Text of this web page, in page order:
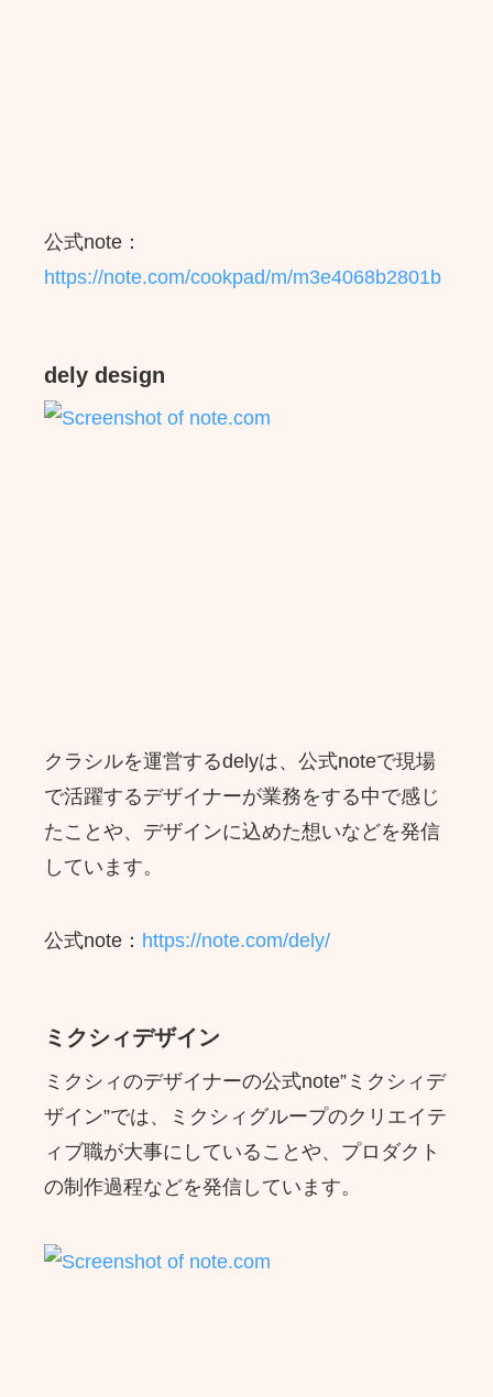
公式note：
https://note.com/cookpad/m/m3e4068b2801b
dely design
クラシルを運営するdelyは、公式noteで現場
で活躍するデザイナーが業務をする中で感じ
たことや、デザインに込めた想いなどを発信
しています。
公式note： https://note.com/dely/
ミクシィデザイン
ミクシィのデザイナーの公式note”ミクシィデ
ザイン”では、ミクシィグループのクリエイテ
ィブ職が大事にしていることや、プロダクト
の制作過程などを発信しています。